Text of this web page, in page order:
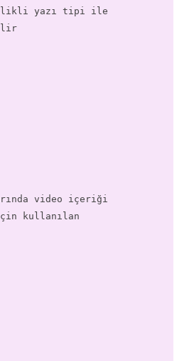
yazı tipi ile
video içeriği
kullanılan